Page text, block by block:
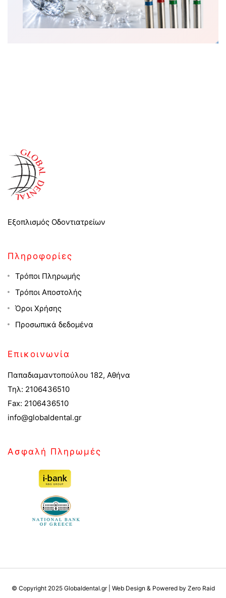
Εξοπλισμός Οδοντιατρείων
Πληροφορίες
Τρόποι Πληρωμής
Τρόποι Αποστολής
Όροι Χρήσης
Προσωπικά δεδομένα
Επικοινωνία
Παπαδιαμαντοπούλου 182, Αθήνα
Τηλ: 2106436510
Fax: 2106436510
info@globaldental.gr
Ασφαλή Πληρωμές
© Copyright 2025 Globaldental.gr | Web Design & Powered by Zero Raid